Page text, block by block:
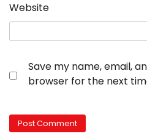
Website
Save my name, email,
browser for the next